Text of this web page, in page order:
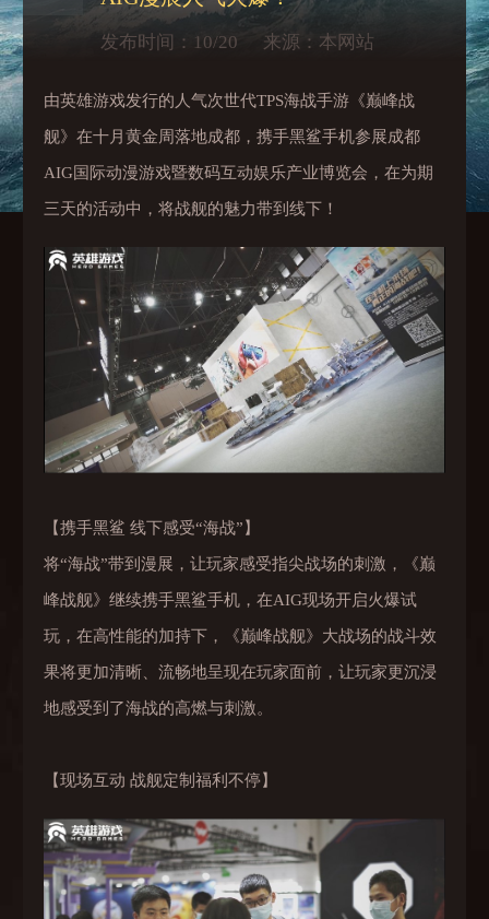
发布时间： 10/20 来源：本网站
由英雄游戏发行的人气次世代TPS海战手游《巅峰战
舰》在十月黄金周落地成都，携手黑鲨手机参展成都
AIG国际动漫游戏暨数码互动娱乐产业博览会，在为期
三天的活动中，将战舰的魅力带到线下！
【携手黑鲨 线下感受“海战”】
将“海战”带到漫展，让玩家感受指尖战场的刺激，《巅
峰战舰》继续携手黑鲨手机，在AIG现场开启火爆试
玩，在高性能的加持下，《巅峰战舰》大战场的战斗效
果将更加清晰、流畅地呈现在玩家面前，让玩家更沉浸
地感受到了海战的高燃与刺激。
【现场互动 战舰定制福利不停】